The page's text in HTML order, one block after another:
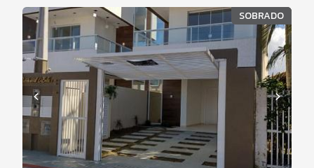
SOBRADO